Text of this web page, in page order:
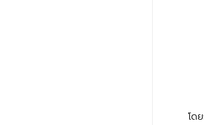
โด